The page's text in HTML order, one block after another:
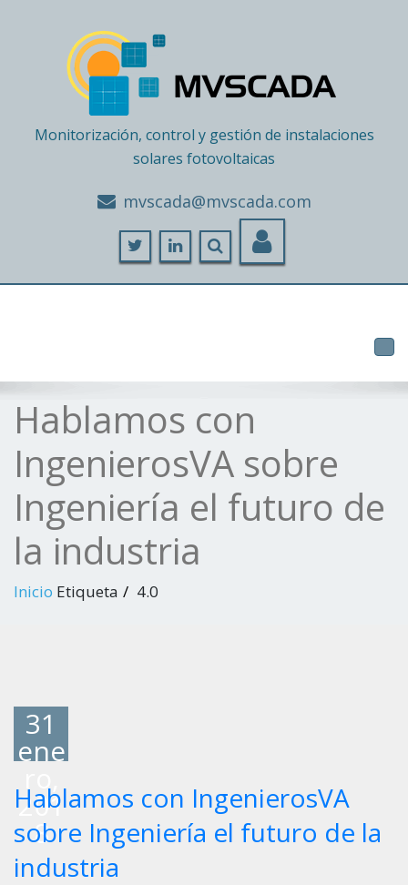
Monitorización, control y gestión de instalaciones
solares fotovoltaicas
moc.adacsvm@adacsvm
Hablamos con
IngenierosVA sobre
Ingeniería el futuro de
la industria
Inicio Etiqueta 4.0
31
ene
201
8
Hablamos con IngenierosVA
sobre Ingeniería el futuro de la
industria